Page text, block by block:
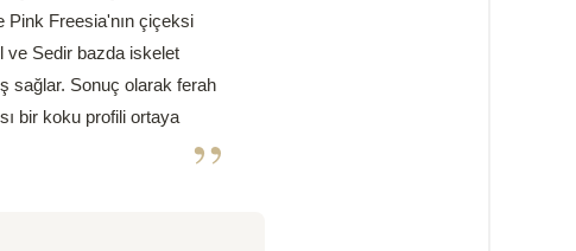
Pink Freesia'nın çiçeksi
ve Sedir bazda iskelet
sağlar. Sonuç olarak ferah
bir koku profili ortaya
”